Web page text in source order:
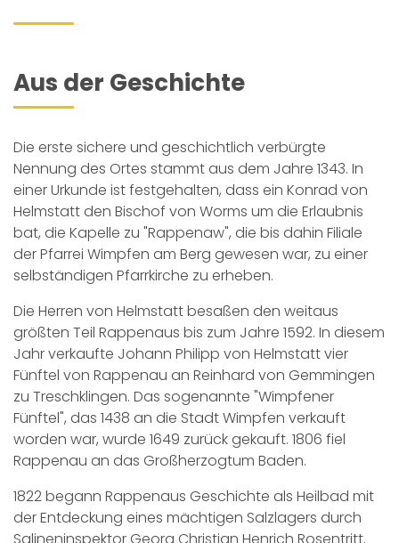
Aus der Geschichte
Die erste sichere und geschichtlich verbürgte
Nennung des Ortes stammt aus dem Jahre 1343. In
einer Urkunde ist festgehalten, dass ein Konrad von
Helmstatt den Bischof von Worms um die Erlaubnis
bat, die Kapelle zu "Rappenaw", die bis dahin Filiale
der Pfarrei Wimpfen am Berg gewesen war, zu einer
selbständigen Pfarrkirche zu erheben.
Die Herren von Helmstatt besaßen den weitaus
größten Teil Rappenaus bis zum Jahre 1592. In diesem
Jahr verkaufte Johann Philipp von Helmstatt vier
Fünftel von Rappenau an Reinhard von Gemmingen
zu Treschklingen. Das sogenannte "Wimpfener
Fünftel", das 1438 an die Stadt Wimpfen verkauft
worden war, wurde 1649 zurück gekauft. 1806 fiel
Rappenau an das Großherzogtum Baden.
1822 begann Rappenaus Geschichte als Heilbad mit
der Entdeckung eines mächtigen Salzlagers durch